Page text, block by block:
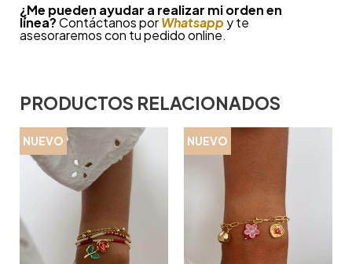
¿Me pueden ayudar a realizar mi orden en
línea?Contáctanos por Whatsapp y te
asesoraremos con tu pedido online.
PRODUCTOS RELACIONADOS
NUEVO NUEVO